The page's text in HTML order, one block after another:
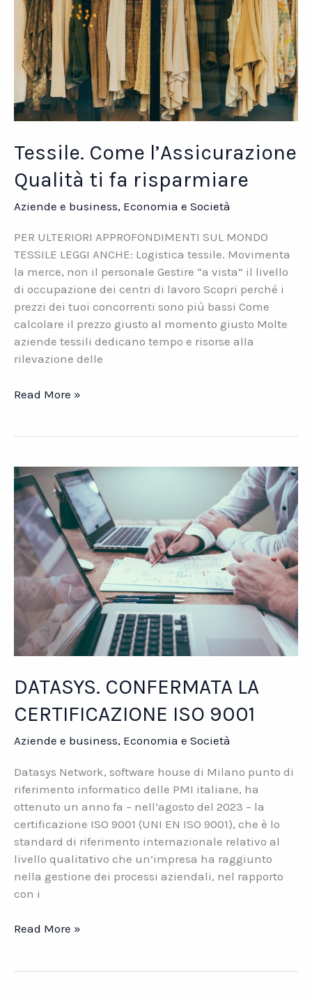
Tessile. Come l’Assicurazione
Qualità ti fa risparmiare
Aziende e business, Economia e Società
PER ULTERIORI APPROFONDIMENTI SUL MONDO
TESSILE LEGGI ANCHE: Logistica tessile. Movimenta
la merce, non il personale Gestire “a vista” il livello
di occupazione dei centri di lavoro Scopri perché i
prezzi dei tuoi concorrenti sono più bassi Come
calcolare il prezzo giusto al momento giusto Molte
aziende tessili dedicano tempo e risorse alla
rilevazione delle
Tessile.
fa
risparmiare
Read More »
DATASYS. CONFERMATA LA
CERTIFICAZIONE ISO 9001
Aziende e business, Economia e Società
Datasys Network, software house di Milano punto di
riferimento informatico delle PMI italiane, ha
ottenuto un anno fa – nell’agosto del 2023 – la
certificazione ISO 9001 (UNI EN ISO 9001), che è lo
standard di riferimento internazionale relativo al
livello qualitativo che un’impresa ha raggiunto
nella gestione dei processi aziendali, nel rapporto
con i
DATASYS.
Read More »